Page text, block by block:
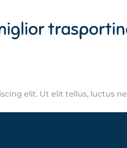
elit. Ut elit tellus, luctus